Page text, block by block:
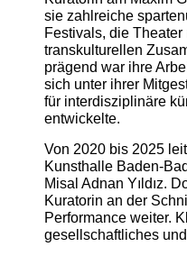
sie zahlreiche
Festivals, die
transkulturellen
prägend war ihre
sich unter ihrer
für interdisziplinäre
entwickelte.
Von 2020 bis 2025
Kunsthalle Baden-
Misal Adnan Yıldız.
Kuratorin an der
Performance weiter.
gesellschaftliches